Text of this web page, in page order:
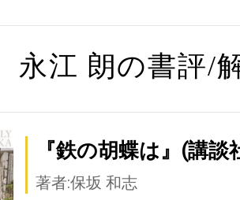
永江 朗の書評/
『鉄の胡蝶は』(講談
著者:保坂 和志